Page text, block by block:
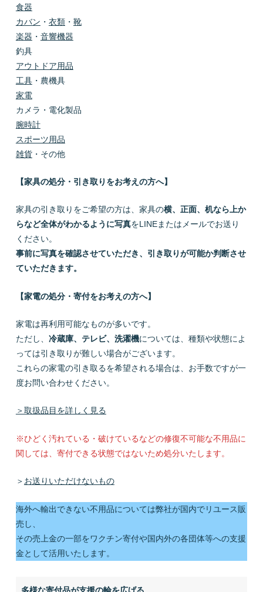
食器
カバン ・ 衣類・ 靴
楽器 ・ 音響機器
釣具
アウトドア用品
工具・農機具
家電
カメラ・電化製品
腕時計
スポーツ用品
雑貨・その他
【家具の処分・引き取りをお考えの方へ】
家具の引き取りをご希望の方は、家具の横、正面、机なら上か
らなど全体がわかるように写真をLINEまたはメールでお送り
ください。
事前に写真を確認させていただき、引き取りが可能か判断させ
ていただきます。
【家電の処分・寄付をお考えの方へ】
家電は再利用可能なものが多いです。
ただし、 冷蔵庫、テレビ、洗濯機については、種類や状態によ
っては引き取りが難しい場合がございます。
これらの家電の引き取るを希望される場合は、お手数ですが一
度お問い合わせください。
＞取扱品目を詳しく見る
※ひどく汚れている・破けているなどの修復不可能な不用品に
関しては、寄付できる状態ではないため処分いたします。
＞ お送りいただけないもの
海外へ輸出できない不用品については弊社が国内でリユース販
売し、
その売上金の一部をワクチン寄付や国内外の各団体等への支援
金として活用いたします。